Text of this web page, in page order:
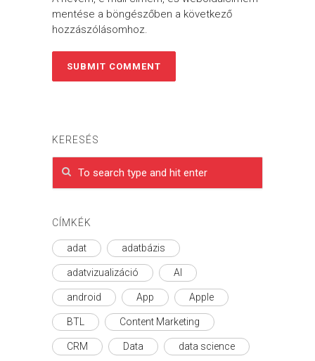
mentése a böngészőben a következő
hozzászólásomhoz.
KERESÉS
CÍMKÉK
adat adatbázis
adatvizualizáció AI
android App Apple
BTL Content Marketing
CRM Data data science